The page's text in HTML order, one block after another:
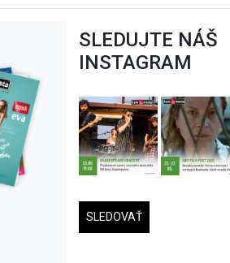
SLEDUJTE NÁŠ
INSTAGRAM
SLEDOVAŤ